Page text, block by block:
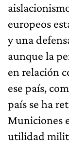
europeos
y una
aunque la
en relación
ese país,
país se ha
Municiones
utilidad